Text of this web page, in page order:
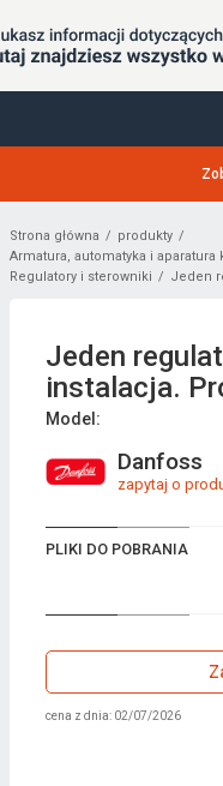
Strona główna
produkty
Armatura, automatyka i
Regulatory i sterowniki
Jeden
Jeden
instalacja.
Model:
Danfoss
zapytaj o
PLIKI DO POBRANIA
cena z dnia: 02/07/2026